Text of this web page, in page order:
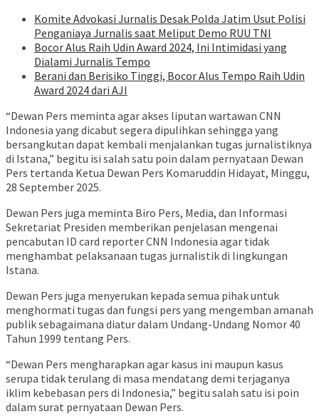
Komite Advokasi Jurnalis Desak Polda Jatim Usut Polisi
Penganiaya Jurnalis saat Meliput Demo RUU TNI
Bocor Alus Raih Udin Award 2024, Ini Intimidasi yang
Dialami Jurnalis Tempo
Berani dan Berisiko Tinggi, Bocor Alus Tempo Raih Udin
Award 2024 dari AJI
“Dewan Pers meminta agar akses liputan wartawan CNN
Indonesia yang dicabut segera dipulihkan sehingga yang
bersangkutan dapat kembali menjalankan tugas jurnalistiknya
di Istana,” begitu isi salah satu poin dalam pernyataan Dewan
Pers tertanda Ketua Dewan Pers Komaruddin Hidayat, Minggu,
28 September 2025.
Dewan Pers juga meminta Biro Pers, Media, dan Informasi
Sekretariat Presiden memberikan penjelasan mengenai
pencabutan ID card reporter CNN Indonesia agar tidak
menghambat pelaksanaan tugas jurnalistik di lingkungan
Istana.
Dewan Pers juga menyerukan kepada semua pihak untuk
menghormati tugas dan fungsi pers yang mengemban amanah
publik sebagaimana diatur dalam Undang-Undang Nomor 40
Tahun 1999 tentang Pers.
“Dewan Pers mengharapkan agar kasus ini maupun kasus
serupa tidak terulang di masa mendatang demi terjaganya
iklim kebebasan pers di Indonesia,” begitu salah satu isi poin
dalam surat pernyataan Dewan Pers.